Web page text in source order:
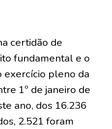
certidão de
fundamental e o
exercício pleno da
1º de janeiro de
ano, dos 16.236
2.521 foram